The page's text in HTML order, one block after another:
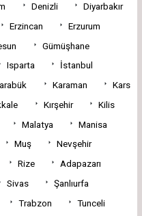
Denizli
Diyarbakır
Erzincan
Erzurum
Gümüşhane
Isparta
İstanbul
Karaman
Kars
Kırşehir
Kilis
Malatya
Manisa
Muş
Nevşehir
Rize
Adapazarı
Sivas
Şanlıurfa
Trabzon
Tunceli